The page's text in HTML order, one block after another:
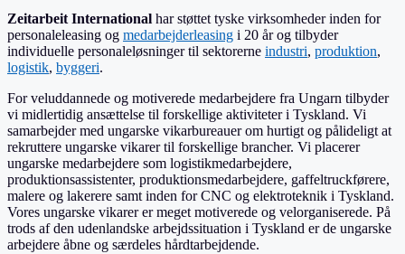
Zeitarbeit International har støttet tyske virksomheder inden for
personaleleasing og medarbejderleasing i 20 år og tilbyder
individuelle personaleløsninger til sektorerne industri, produktion,
logistik, byggeri.
For veluddannede og motiverede medarbejdere fra Ungarn tilbyder
vi midlertidig ansættelse til forskellige aktiviteter i Tyskland. Vi
samarbejder med ungarske vikarbureauer om hurtigt og pålideligt at
rekruttere ungarske vikarer til forskellige brancher. Vi placerer
ungarske medarbejdere som logistikmedarbejdere,
produktionsassistenter, produktionsmedarbejdere, gaffeltruckførere,
malere og lakerere samt inden for CNC og elektroteknik i Tyskland.
Vores ungarske vikarer er meget motiverede og velorganiserede. På
trods af den udenlandske arbejdssituation i Tyskland er de ungarske
arbejdere åbne og særdeles hårdtarbejdende.